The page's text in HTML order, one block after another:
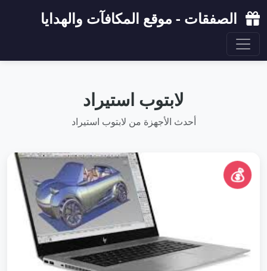
الصفقات - موقع المكافآت والهدايا
لابتوب استيراد
أحدث الأجهزة من لابتوب استيراد
💰